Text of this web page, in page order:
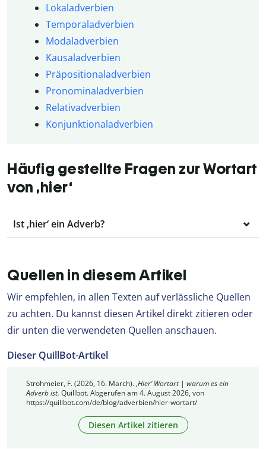
Lokaladverbien
Temporaladverbien
Modaladverbien
Kausaladverbien
Präpositionaladverbien
Pronominaladverbien
Relativadverbien
Konjunktionaladverbien
Häufig gestellte Fragen zur Wortart
von ‚hier‘
Ist ‚hier‘ ein Adverb?
Quellen in diesem Artikel
Wir empfehlen, in allen Texten auf verlässliche Quellen
zu achten. Du kannst diesen Artikel direkt zitieren oder
dir unten die verwendeten Quellen anschauen.
Dieser QuillBot-Artikel
Strohmeier, F. (2026, 16. March).‚Hier‘ Wortart | warum es ein
Adverb ist. Quillbot. Abgerufen am 4. August 2026, von
https://quillbot.com/de/blog/adverbien/hier-wortart/
Diesen Artikel zitieren